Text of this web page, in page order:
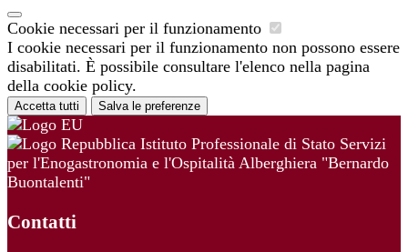
Cookie necessari per il funzionamento
I cookie necessari per il funzionamento non possono essere
disabilitati. È possibile consultare l'elenco nella pagina
della cookie policy.
Accetta tutti Salva le preferenze
Istituto Professionale di Stato Servizi
per l'Enogastronomia e l'Ospitalità Alberghiera "Bernardo
Buontalenti"
Contatti